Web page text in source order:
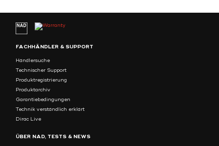
FACHHÄNDLER & SUPPORT
Händlersuche
Technischer Support
Produktregistrierung
Produktarchiv
Garantiebedingungen
Technik verständlich erklärt
Dirac Live
ÜBER NAD, TESTS & NEWS